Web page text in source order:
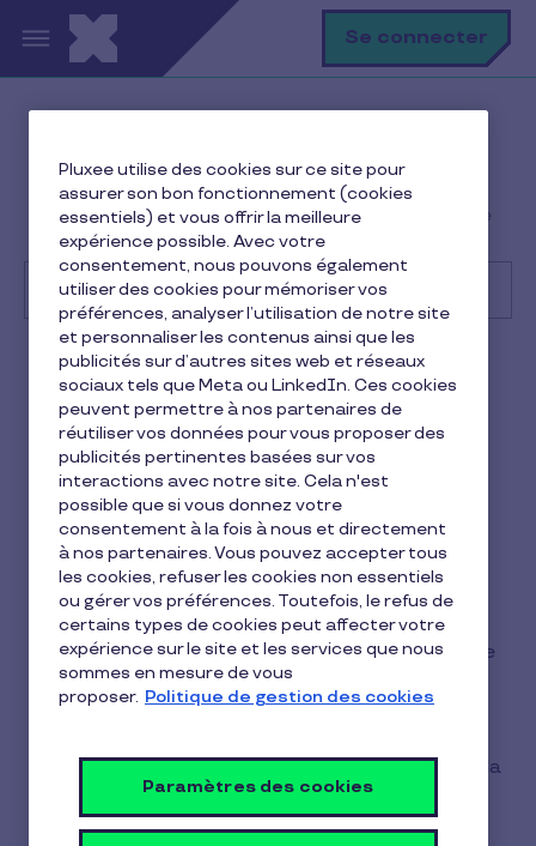
Aller au contenu principal Se connecter
Premiers pas
Peut-on gérer différents profils utilisateurs de l'espace
client ?
Recherche
Client Pluxee Restaurant
Peut-on gérer différents
profils utilisateurs de
l'espace client ?
1 min de lecture 11 février 2026
lecture
Il existe 3 rôles avec des droits différents que
vous pouvez attribuer aux utilisateurs de l'espace
client :
fonctionnalités, y compris la gestion des rôles et la
validation des commandes.
Pluxee utilise des cookies sur ce site pour
assurer son bon fonctionnement (cookies
essentiels) et vous offrir la meilleure
expérience possible. Avec votre
consentement, nous pouvons également
utiliser des cookies pour mémoriser vos
préférences, analyser l’utilisation de notre site
et personnaliser les contenus ainsi que les
publicités sur d’autres sites web et réseaux
sociaux tels que Meta ou LinkedIn. Ces cookies
peuvent permettre à nos partenaires de
réutiliser vos données pour vous proposer des
publicités pertinentes basées sur vos
interactions avec notre site. Cela n'est
possible que si vous donnez votre
consentement à la fois à nous et directement
à nos partenaires. Vous pouvez accepter tous
les cookies, refuser les cookies non essentiels
ou gérer vos préférences. Toutefois, le refus de
certains types de cookies peut affecter votre
expérience sur le site et les services que nous
sommes en mesure de vous
proposer. Politique de gestion des cookies
Paramètres des cookies